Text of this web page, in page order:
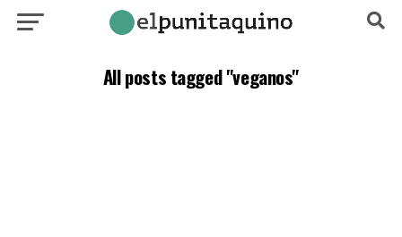
All posts tagged "veganos"